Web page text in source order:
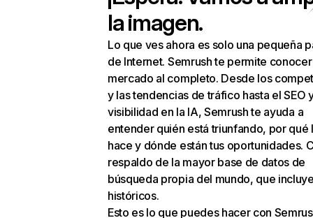
la imagen.
Lo que ves ahora es solo una pequeña
de Internet. Semrush te permite
mercado al completo. Desde los
y las tendencias de tráfico hasta el SEO
visibilidad en la IA, Semrush te ayuda a
entender quién está triunfando, por qué
hace y dónde están tus oportunidades.
respaldo de la mayor base de datos de
búsqueda propia del mundo, que
históricos.
Esto es lo que puedes hacer con